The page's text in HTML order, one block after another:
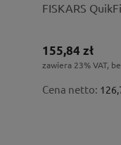
FISKARS
155,84 zł
zawiera 23% VAT,
Cena netto: